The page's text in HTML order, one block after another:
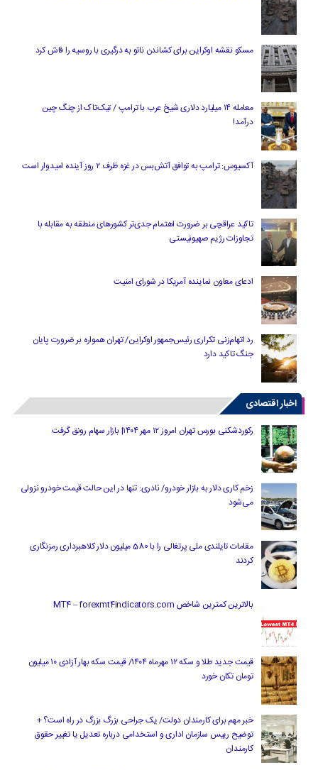
مسکو نقشه اوکراین برای کشاندن ناتو به درگیری با روسیه را فاش کرد
معامله ۱۴ میلیارد دلاری شیخ عرب با ترامپ / تیک‌تاک از چنگ چین
درآمد!
آکسیوس: ترامپ به توافق آتش‌بس در غزه ظرف ۲ روز آینده امیدوار است
تاکید عراقچی بر ضرورت اهتمام جدی‌تر کشورهای منطقه به مقابله با
تجاوزات رژیم صهیونیستی
ادعای معاون نماینده آمریکا در شورای امنیت
رد اتهام‌زنی تکراری رئیس‌جمهور اوکراین/ تهران همواره بر ضرورت پایان
جنگ تاکید دارد
اخبار اقتصادی
رکوردشکنی بورس تهران امروز ۱۲ مهر ۱۴۰۴| بازار سهام رونق گرفت
زخم کاری دلار به بازار خودرو/ نادری: تنها در این حالت قیمت خودرو نزولی
می‌شود
مقامات تایلندی ملی پرتغالی را با 580 میلیون دلار کلاهبرداری رمزنگاری
کردند
بالاترین کمترین شاخص MT4 – forexmt4indicators.com
قیمت جدید طلا و سکه ۱۲ مهرماه ۱۴۰۴/ قیمت سکه بهار آزادی ۱۰ میلیون
تومان تکان خورد
خبر مهم برای کارمندان دولت/ یک جراحی بزرگ بزرگ در راه است؟ +
توضیح رییس سازمان اداری و استخدامی درباره تعدیل یا تغییر حقوق
کارمندان